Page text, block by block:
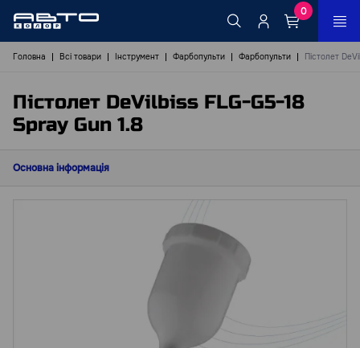
0
Головна Всі товари Інструмент Фарбопульти Фарбопульти Пістолет
Пістолет DeVilbiss FLG-G5-18
Spray Gun 1.8
Основна інформація